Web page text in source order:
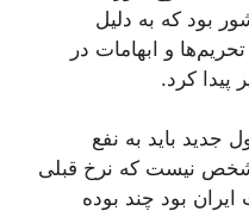
بود که به دلیل
و ابهامات در
پیدا کرد.
جدید باید به نفع
مشخص نیست که نرخ قبلی
بود چند بوده